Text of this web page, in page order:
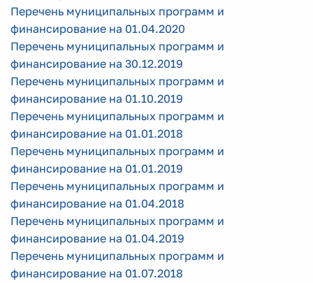
Перечень муниципальных программ и
финансирование на 01.04.2020
Перечень муниципальных программ и
финансирование на 30.12.2019
Перечень муниципальных программ и
финансирование на 01.10.2019
Перечень муниципальных программ и
финансирование на 01.01.2018
Перечень муниципальных программ и
финансирование на 01.01.2019
Перечень муниципальных программ и
финансирование на 01.04.2018
Перечень муниципальных программ и
финансирование на 01.04.2019
Перечень муниципальных программ и
финансирование на 01.07.2018